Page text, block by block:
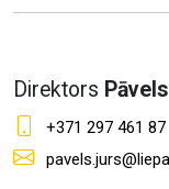
Direktors
+371 297 461 87